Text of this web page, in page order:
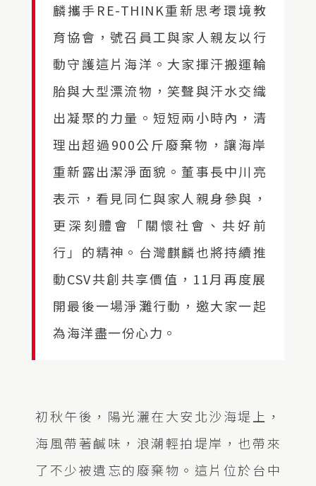
麟攜手RE-THINK重新思考環境教
育協會，號召員工與家人親友以行
動守護這片海洋。大家揮汗搬運輪
胎與大型漂流物，笑聲與汗水交織
出凝聚的力量。短短兩小時內，清
理出超過900公斤廢棄物，讓海岸
重新露出潔淨面貌。董事長中川亮
表示，看見同仁與家人親身參與，
更深刻體會「關懷社會、共好前
行」的精神。台灣麒麟也將持續推
動CSV共創共享價值，11月再度展
開最後一場淨灘行動，邀大家一起
為海洋盡一份心力。
初秋午後，陽光灑在大安北沙海堤上，
海風帶著鹹味，浪潮輕拍堤岸，也帶來
了不少被遺忘的廢棄物。這片位於台中